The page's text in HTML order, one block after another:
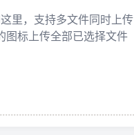
里，支持多文件同时上传
图标上传全部已选择文件